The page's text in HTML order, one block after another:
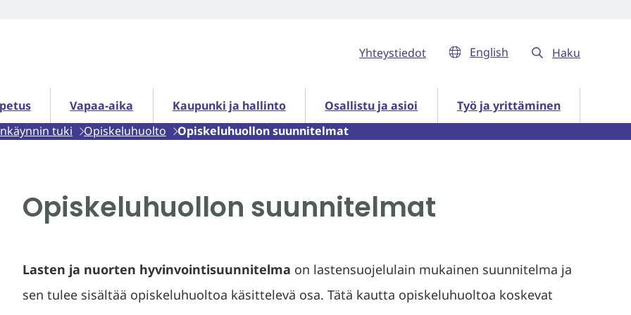
Yhteystiedot English Haku
alasivut Vapaa-aika
Vapaa-aika alasivutKaupunki ja hallinto
Kaupunki ja hallinto alasivut Osallistu ja asioi
Osallistu ja asioi alasivut Työ ja yrittäminen
Työ ja yrittäminen alasivut
tuki Opiskeluhuolto Opiskeluhuollon suunnitelmat
Opiskeluhuollon suunnitelmat
Lasten ja nuorten hyvinvointisuunnitelma on lastensuojelulain mukainen suunnitelma ja
sen tulee sisältää opiskeluhuoltoa käsittelevä osa. Tätä kautta opiskeluhuoltoa koskevat